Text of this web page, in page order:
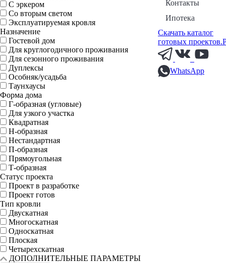
Контакты
Ипотека
Скачать каталог
готовых
WhatsApp
С эркером
Со вторым светом
Эксплуатируемая кровля
Назначение
Гостевой дом
Для круглогодичного проживания
Для сезонного проживания
Дуплексы
Особняк/усадьба
Таунхаусы
Форма дома
Г-образная (угловые)
Для узкого участка
Квадратная
Н-образная
Нестандартная
П-образная
Прямоугольная
Т-образная
Статус проекта
Проект в разработке
Проект готов
Тип кровли
Двускатная
Многоскатная
Односкатная
Плоская
Четырехскатная
ДОПОЛНИТЕЛЬНЫЕ ПАРАМЕТРЫ